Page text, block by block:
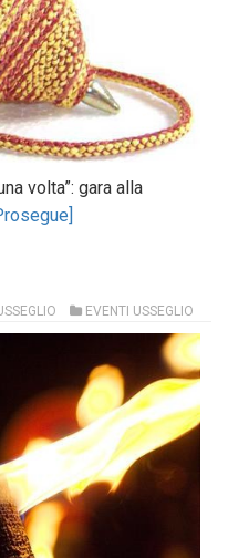
volta”: gara alla
EVENTI USSEGLIO